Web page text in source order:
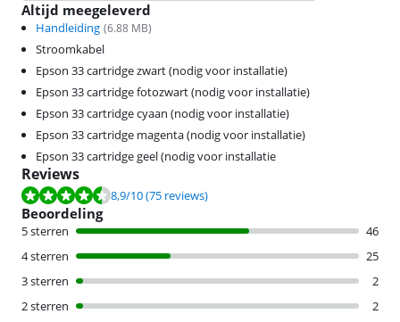
Altijd meegeleverd
Handleiding (6.88 MB)
Stroomkabel
Epson 33 cartridge zwart (nodig voor installatie)
Epson 33 cartridge fotozwart (nodig voor installatie)
Epson 33 cartridge cyaan (nodig voor installatie)
Epson 33 cartridge magenta (nodig voor installatie)
Epson 33 cartridge geel (nodig voor installatie
Reviews
Beoordeling is 8,9 van de 10, gebaseerd op 75 reviews.
8,9/10(75 reviews)
Beoordeling
5 sterren
46
4 sterren
25
3 sterren
2
2 sterren
2